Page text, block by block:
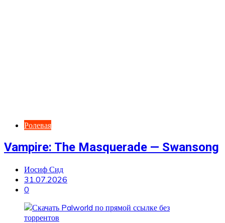
Ролевая
Vampire: The Masquerade — Swansong
Иосиф Сид
31.07.2026
0